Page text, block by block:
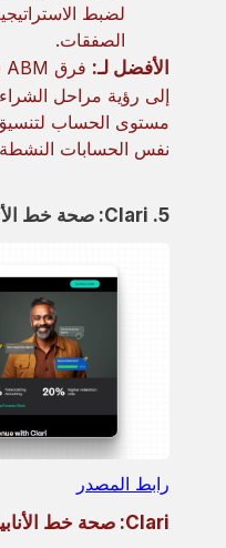
لضبط
الصفقات.
الأفضل لـ:
إلى رؤية مراحل
مستوى الحساب
نفس الحسابات
5. Clari: صحة خط الأنابيب وتوقع الإيرادات
رابط المصدر
Clari: صحة خط الأنابيب وتوقع الإيرادات